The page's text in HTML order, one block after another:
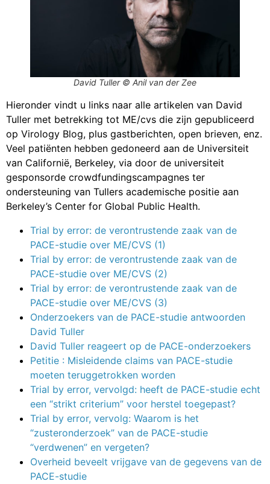
David Tuller © Anil van der Zee
Hieronder vindt u links naar alle artikelen van David
Tuller met betrekking tot ME/cvs die zijn gepubliceerd
op Virology Blog, plus gastberichten, open brieven, enz.
Veel patiënten hebben gedoneerd aan de Universiteit
van Californië, Berkeley, via door de universiteit
gesponsorde crowdfundingscampagnes ter
ondersteuning van Tullers academische positie aan
Berkeley’s Center for Global Public Health.
Trial by error: de verontrustende zaak van de
PACE-studie over ME/CVS (1)
Trial by error: de verontrustende zaak van de
PACE-studie over ME/CVS (2)
Trial by error: de verontrustende zaak van de
PACE-studie over ME/CVS (3)
Onderzoekers van de PACE-studie antwoorden
David Tuller
David Tuller reageert op de PACE-onderzoekers
Petitie : Misleidende claims van PACE-studie
moeten teruggetrokken worden
Trial by error, vervolgd: heeft de PACE-studie echt
een “strikt criterium” voor herstel toegepast?
Trial by error, vervolg: Waarom is het
“zusteronderzoek” van de PACE-studie
“verdwenen” en vergeten?
Overheid beveelt vrijgave van de gegevens van de
PACE-studie